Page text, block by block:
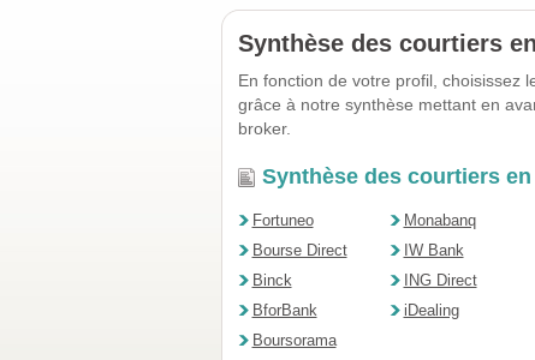
Synthèse des courtiers
En fonction de votre profil, choisissez
grâce à notre synthèse mettant en
broker.
Synthèse des courtiers
Fortuneo
Bourse Direct
Binck
BforBank
Boursorama
Monabanq
IW Bank
ING Direct
iDealing